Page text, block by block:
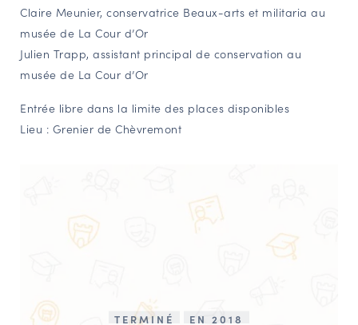
Claire Meunier, conservatrice Beaux-arts et militaria au
musée de La Cour d’Or
Julien Trapp, assistant principal de conservation au
musée de La Cour d’Or
Entrée libre dans la limite des places disponibles
Lieu : Grenier de Chèvremont
TERMINÉ EN 2018